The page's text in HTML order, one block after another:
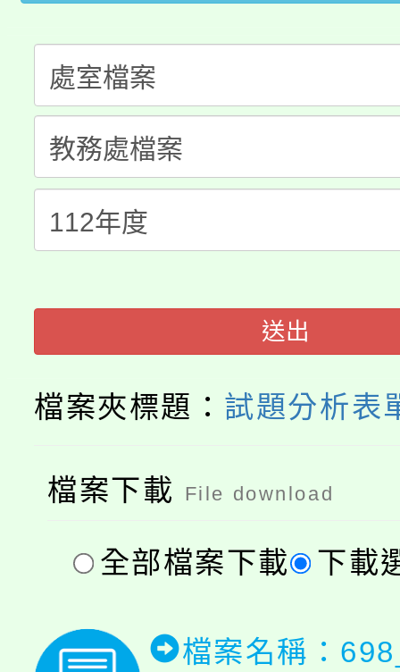
代理(課)教師甄選結果(
車」活動
桃園市115學年度學生
生本土語及新住民語歌
公告本校115學年度第
代理(課)教師甄選結果(
公告本校115學年度第
代理(課)教師甄選結果(
轉知中國文化大學推廣
《TA101》溝通分析基
心理、諮商輔導、社會
系所師生報名參加。
轉知苗栗縣政府辦理
門員」簡章及活動海報
「桃園市補助參觀特色
送出
檔案夾標題： 試題分析表
檔案下載 File download
全部檔案下載 下載
檔案名稱：